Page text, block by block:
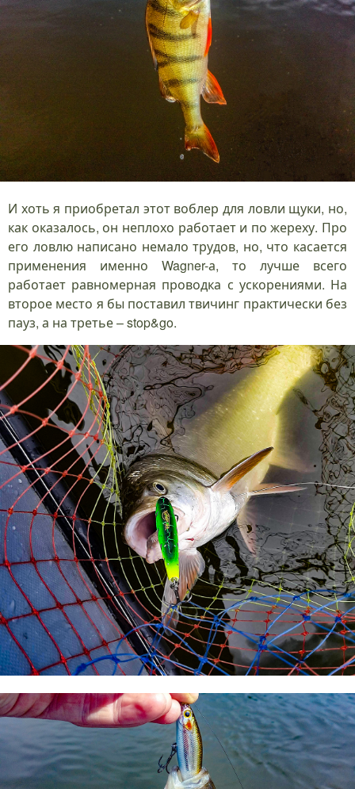
И хоть я приобретал этот воблер для ловли щуки, но,
как оказалось, он неплохо работает и по жереху. Про
его ловлю написано немало трудов, но, что касается
применения именно Wagner-а, то лучше всего
работает равномерная проводка с ускорениями. На
второе место я бы поставил твичинг практически без
пауз, а на третье – stop&go.